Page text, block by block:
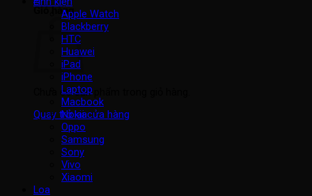
Giỏ hàng
Chưa có sản phẩm trong giỏ hàng.
Quay trở lại cửa hàng
Apple Watch
Blackberry
HTC
Huawei
iPad
iPhone
Laptop
Macbook
Nokia
Oppo
Samsung
Sony
Vivo
Xiaomi
Loa